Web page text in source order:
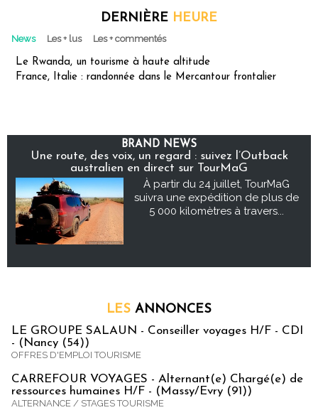
DERNIÈRE HEURE
News Les + lus Les + commentés
Le Rwanda, un tourisme à haute altitude
France, Italie : randonnée dans le Mercantour frontalier
BRAND NEWS
Une route, des voix, un regard : suivez l’Outback
australien en direct sur TourMaG
À partir du 24 juillet, TourMaG
suivra une expédition de plus de
5 000 kilomètres à travers...
LES ANNONCES
LE GROUPE SALAUN - Conseiller voyages H/F - CDI
- (Nancy (54))
OFFRES D'EMPLOI TOURISME
CARREFOUR VOYAGES - Alternant(e) Chargé(e) de
ressources humaines H/F - (Massy/Evry (91))
ALTERNANCE / STAGES TOURISME